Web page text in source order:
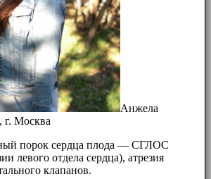
Анжела
г. Москва
порок сердца плода — СГЛОС
левого отдела сердца), атрезия
клапанов.